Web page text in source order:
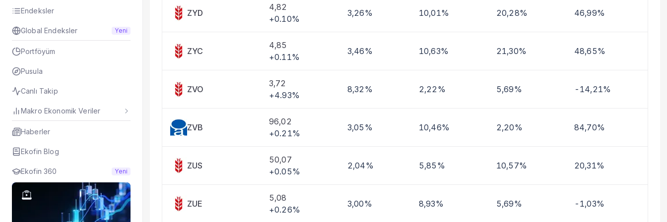
Endeksler
Global Endeksler Yeni
Portföyüm
Pusula
Canlı Takip
Makro Ekonomik Veriler
Haberler
Ekofin Blog
Ekofin 360 Yeni
Taşınan Fonlar
Fiyat Endeks Değişimi
ZYD
4,82
+0.10%
3,26% 10,01% 20,28% 46,99%
ZYC
4,85
+0.11%
3,46% 10,63% 21,30% 48,65%
ZVO
3,72
+4.93%
8,32% 2,22% 5,69% -14,21%
ZVB
96,02
+0.21%
3,05% 10,46% 2,20% 84,70%
ZUS
50,07
+0.05%
2,04% 5,85% 10,57% 20,31%
ZUE
5,08
+0.26%
3,00% 8,93% 5,69% -1,03%